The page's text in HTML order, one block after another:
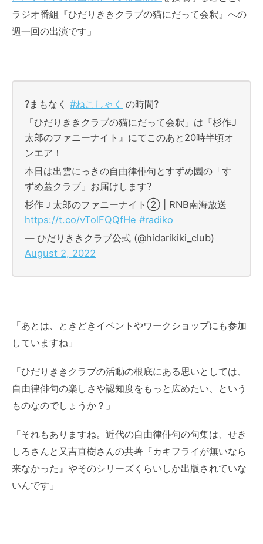
ラジオ番組『ひだりききクラブの猫にだって会釈』への
週一回の出演です」
?まもなく #ねこしゃく の時間?
「ひだりききクラブの猫にだって会釈」は『杉作J
太郎のファニーナイト』にてこのあと20時半頃オ
ンエア！
本日は出雲にっきの自由律俳句とすずめ園の「す
ずめ蓋クラブ」お届けします?
杉作Ｊ太郎のファニーナイト② | RNB南海放送
https://t.co/vTolFQQfHe #radiko
— ひだりききクラブ公式 (@hidarikiki_club)
August 2, 2022
「あとは、ときどきイベントやワークショップにも参加
していますね」
「ひだりききクラブの活動の根底にある思いとしては、
自由律俳句の楽しさや認知度をもっと広めたい、という
ものなのでしょうか？」
「それもありますね。近代の自由律俳句の句集は、せき
しろさんと又吉直樹さんの共著『カキフライが無いなら
来なかった』やそのシリーズくらいしか出版されていな
いんです」